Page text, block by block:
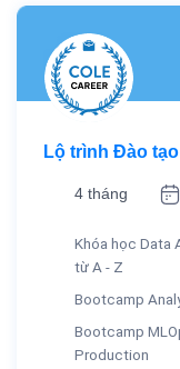
Lộ trình Đào
4 tháng
Khóa học Data
từ A - Z
Bootcamp
Bootcamp
Production